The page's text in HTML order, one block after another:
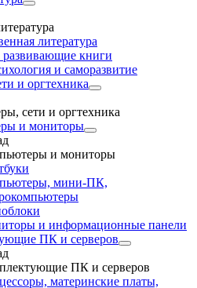
литература
развивающие книги
и саморазвитие
и оргтехника
сети и оргтехника
и мониторы
и мониторы
мини-ПК,
и информационные панели
ПК и серверов
ПК и серверов
материнские платы,